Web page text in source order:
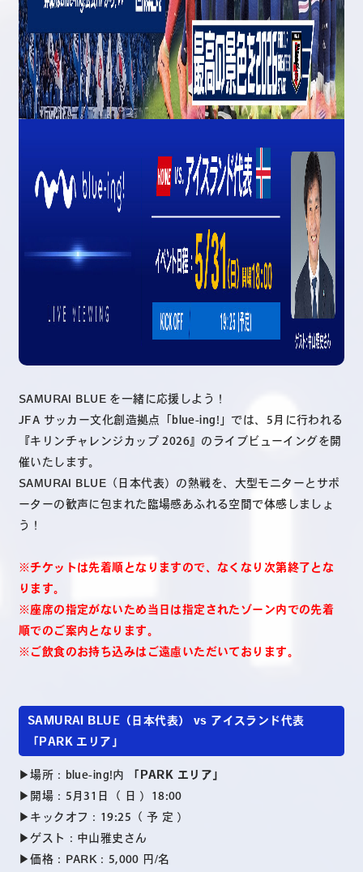
SAMURAI BLUE を一緒に応援しよう！
JFA サッカー文化創造拠点「blue-ing!」では、5月に行われる
『キリンチャレンジカップ 2026』のライブビューイングを開
催いたします。
SAMURAI BLUE（日本代表）の熱戦を、大型モニターとサポ
ーターの歓声に包まれた臨場感あふれる空間で体感しましょ
う！
※チケットは先着順となりますので、なくなり次第終了とな
ります。
※座席の指定がないため当日は指定されたゾーン内での先着
順でのご案内となります。
※ご飲食のお持ち込みはご遠慮いただいております。
SAMURAI BLUE（日本代表） vs アイスランド代表
「PARK エリア」
▶︎場所：blue-ing!内
「PARK エリア」
▶︎開場：5月31日（ 日 ）18:00
▶︎キックオフ：19:25（ 予 定 ）
▶︎ゲスト：中山雅史さん
▶︎価格：PARK：5,000 円/名